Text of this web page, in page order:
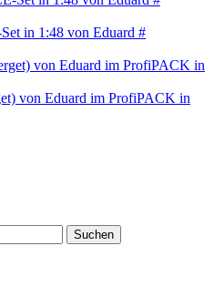
in 1:48 von Eduard #
von Eduard im ProfiPACK in
Suchen